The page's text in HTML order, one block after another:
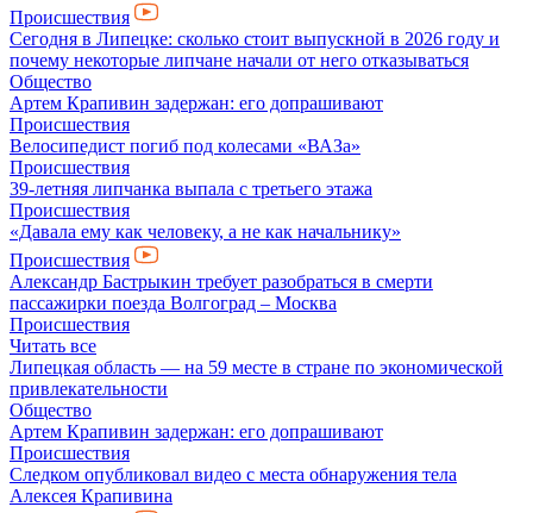
Происшествия
Сегодня в Липецке: сколько стоит выпускной в 2026 году и
почему некоторые липчане начали от него отказываться
Общество
Артем Крапивин задержан: его допрашивают
Происшествия
Велосипедист погиб под колесами «ВАЗа»
Происшествия
39-летняя липчанка выпала с третьего этажа
Происшествия
«Давала ему как человеку, а не как начальнику»
Происшествия
Александр Бастрыкин требует разобраться в смерти
пассажирки поезда Волгоград – Москва
Происшествия
Читать все
Липецкая область — на 59 месте в стране по экономической
привлекательности
Общество
Артем Крапивин задержан: его допрашивают
Происшествия
Следком опубликовал видео с места обнаружения тела
Алексея Крапивина